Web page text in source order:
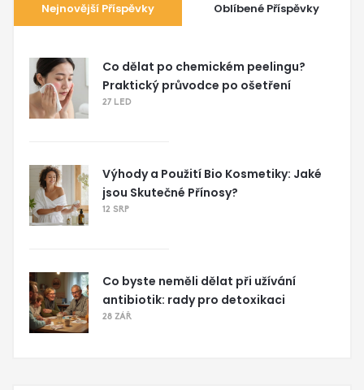
Nejnovější Příspěvky Oblíbené Příspěvky
Co dělat po chemickém peelingu?
Praktický průvodce po ošetření
27 LED
Výhody a Použití Bio Kosmetiky: Jaké
jsou Skutečné Přínosy?
12 SRP
Co byste neměli dělat při užívání
antibiotik: rady pro detoxikaci
28 ZÁŘ